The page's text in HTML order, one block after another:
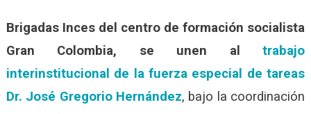
Brigadas Inces del centro de formación socialista
Gran Colombia, se unen al
trabajo
interinstitucional de la fuerza especial de tareas
Dr. José Gregorio Hernández, bajo la coordinación